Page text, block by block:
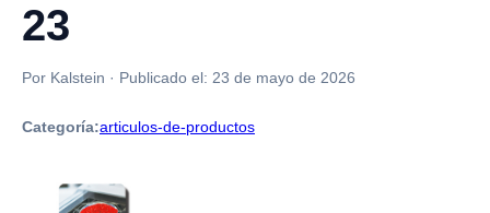
23
Por Kalstein · Publicado el: 23 de mayo de 2026
Categoría:articulos-de-productos